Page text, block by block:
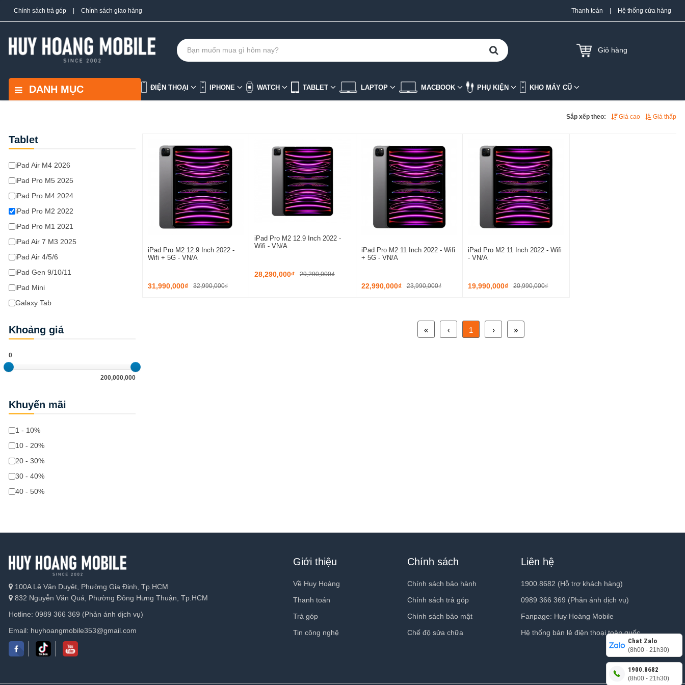
Chính sách trả góp Chính sách giao hàng Thanh toán Hệ thống cửa hàng
Giỏ hàng
DANH MỤC ĐIỆN THOẠI IPHONE WATCH TABLET LAPTOP MACBOOK PHỤ KIỆN KHO MÁY CŨ
Sắp xếp theo: Giá cao Giá thấp
Tablet
iPad Air M4 2026
iPad Pro M5 2025
iPad Pro M4 2024
iPad Pro M2 2022
iPad Pro M1 2021
iPad Air 7 M3 2025
iPad Air 4/5/6
iPad Gen 9/10/11
iPad Mini
Galaxy Tab
Khoảng giá
0
200,000,000
Khuyến mãi
1 - 10%
10 - 20%
20 - 30%
30 - 40%
40 - 50%
iPad Pro M2 12.9 Inch 2022 -
Wifi + 5G - VN/A
31,990,000₫ 32,990,000₫
iPad Pro M2 12.9 Inch 2022 -
Wifi - VN/A
28,290,000₫ 29,290,000₫
iPad Pro M2 11 Inch 2022 - Wifi
+ 5G - VN/A
22,990,000₫ 23,990,000₫
iPad Pro M2 11 Inch 2022 - Wifi
- VN/A
19,990,000₫ 20,990,000₫
« ‹ 1 › »
100A Lê Văn Duyệt, Phường Gia Định, Tp.HCM
832 Nguyễn Văn Quá, Phường Đông Hưng Thuận, Tp.HCM
Hotline: 0989 366 369 (Phản ánh dịch vụ)
Email: huyhoangmobile353@gmail.com
Giới thiệu
Về Huy Hoàng
Thanh toán
Trả góp
Tin công nghệ
Chính sách
Chính sách bảo hành
Chính sách trả góp
Chính sách bảo mật
Chế độ sửa chữa
Liên hệ
1900.8682 (Hỗ trợ khách hàng)
0989 366 369 (Phản ánh dịch vụ)
Fanpage: Huy Hoàng Mobile
Hệ thống bán lẻ điện thoại toàn quốc
Chat Zalo
(8h00 - 21h30)
1900.8682
(8h00 - 21h30)